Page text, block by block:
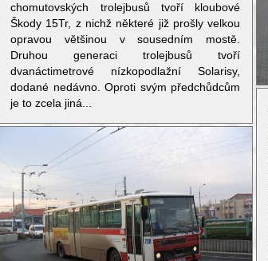
chomutovských trolejbusů tvoří kloubové
Škody 15Tr, z nichž některé již prošly velkou
opravou většinou v sousedním mostě.
Druhou generaci trolejbusů tvoří
dvanáctimetrové nízkopodlažní Solarisy,
dodané nedávno. Oproti svým předchůdcům
je to zcela jiná...